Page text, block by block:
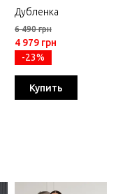
Дубленка
6 490 грн
4 979 грн
-23%
Купить